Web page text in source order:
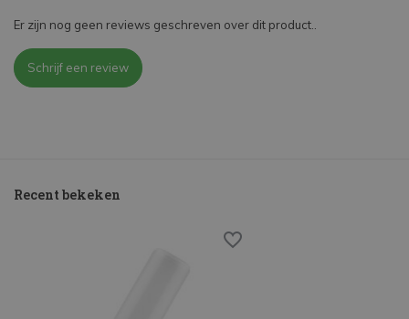
Er zijn nog geen reviews geschreven over dit product..
Schrijf een review
Recent bekeken